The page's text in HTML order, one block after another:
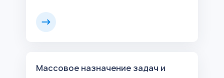
Массовое назначение задач и